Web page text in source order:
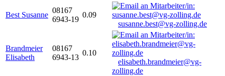
Best Susanne
08167
6943-19
0.09
susanne.best@vg-zolling.de
Brandmeier
Elisabeth
08167
6943-13
0.10
elisabeth.brandmeier@vg-
zolling.de